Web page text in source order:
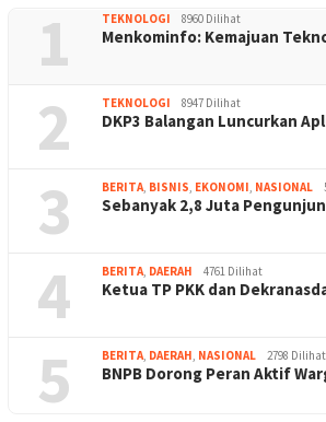
1 TEKNOLOGI 8960 Dilihat
Menkominfo: Kemajuan
2 TEKNOLOGI 8947 Dilihat
DKP3 Balangan Luncurkan
3 BERITA, BISNIS, EKONOMI, NASIONAL
Sebanyak 2,8 Juta
4 BERITA, DAERAH 4761 Dilihat
Ketua TP PKK dan
5 BERITA, DAERAH, NASIONAL 2798 Dilihat
BNPB Dorong Peran Aktif